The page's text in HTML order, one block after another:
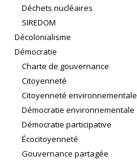
Déchets nucléaires
SIREDOM
Décolonialisme
Démocratie
Charte de gouvernance
Citoyenneté
Citoyenneté environnementale
Démocratie environnementale
Démocratie participative
Écocitoyenneté
Gouvernance partagée